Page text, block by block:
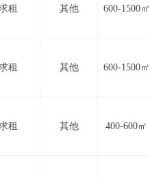
租 其他 600-1500㎡
租 其他 600-1500㎡
租 其他 400-600㎡